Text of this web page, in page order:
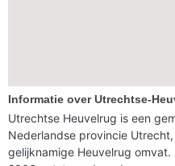
Informatie over Utrechtse-
Utrechtse Heuvelrug is een
Nederlandse provincie
gelijknamige Heuvelrug